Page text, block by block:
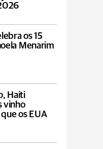
os 15
Menarim
Haiti
vinho
os EUA